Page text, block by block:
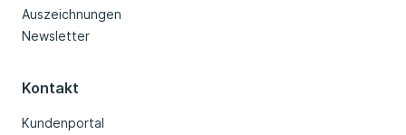
Auszeichnungen
Newsletter
Kontakt
Kundenportal